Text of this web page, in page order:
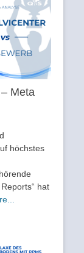
Meta
höchstes
hat